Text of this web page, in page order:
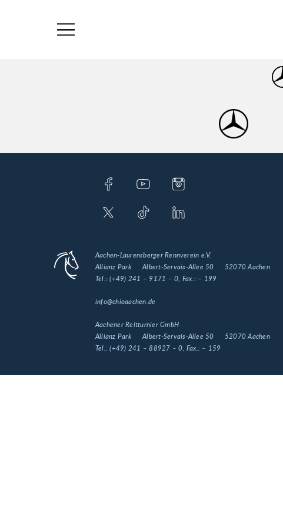
Aachen-Laurensberger Rennverein e.V.
Allianz Park
Albert-Servais-Allee 50
52070 Aachen
Tel.:(+49) 241 – 9171 – 0 , Fax.: – 199
info@chioaachen.de
Aachener Reitturnier GmbH
Allianz Park
Albert-Servais-Allee 50
52070 Aachen
Tel.:(+49) 241 – 88927 – 0 , Fax.: – 159